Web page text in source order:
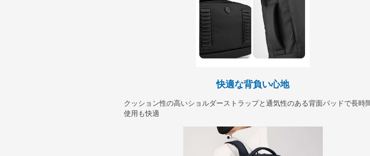
快適な背負い心地
クッション性の高いショルダーストラップと通気性のある背面パッドで長時
使用も快適